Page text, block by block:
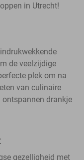
in Utrecht!
de veelzijdige
plek om na
van culinaire
ontspannen drankje
gezelligheid met